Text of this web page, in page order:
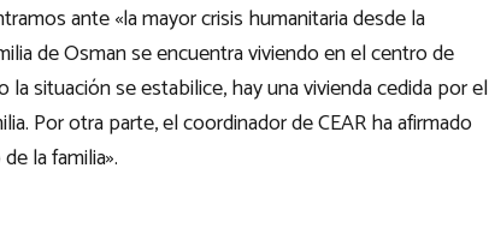
ante «la mayor crisis humanitaria desde la
de Osman se encuentra viviendo en el centro de
situación se estabilice, hay una vivienda cedida por el
Por otra parte, el coordinador de CEAR ha afirmado
la familia».